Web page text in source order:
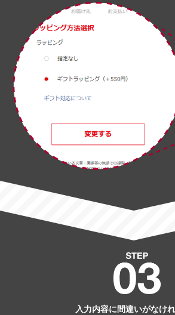
入力内容に間違いがなけれ